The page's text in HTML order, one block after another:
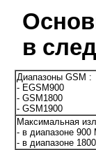
в
Диапазоны GSM :
- EGSM900
- GSM1800
- GSM1900
Максимальная
- в диапазоне 900
- в диапазоне